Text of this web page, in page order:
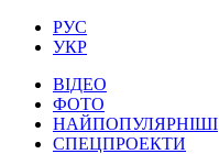
РУС
УКР
ВІДЕО
ФОТО
НАЙПОПУЛЯРНІШІ
СПЕЦПРОЕКТИ